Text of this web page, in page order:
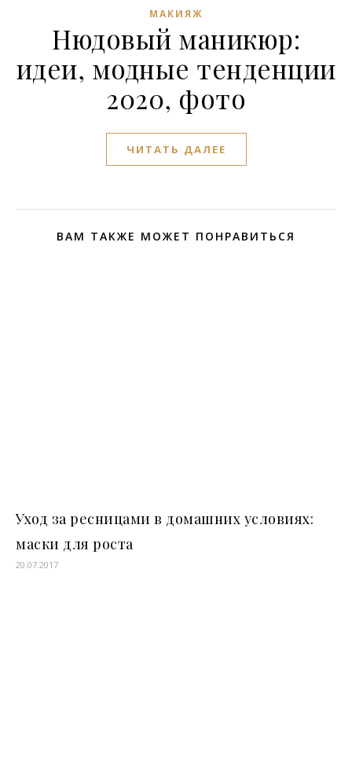
МАКИЯЖ
Нюдовый маникюр:
идеи, модные тенденции
2020, фото
ЧИТАТЬ ДАЛЕЕ
ВАМ ТАКЖЕ МОЖЕТ ПОНРАВИТЬСЯ
Уход за ресницами в домашних условиях:
маски для роста
20.07.2017